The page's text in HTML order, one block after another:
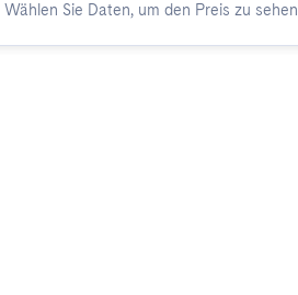
Wählen Sie Daten, um den Preis zu sehen